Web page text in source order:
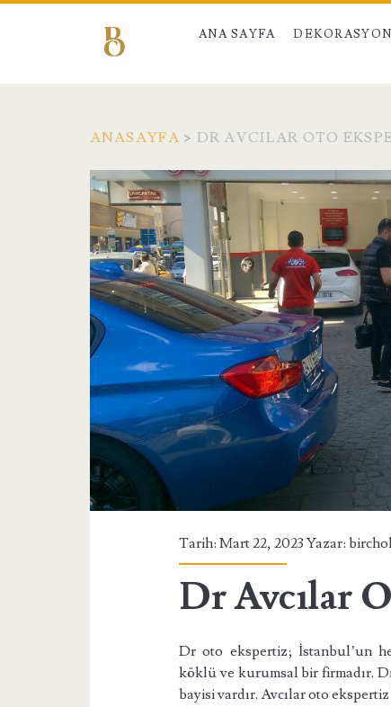
ANA SAYFA DEKORASYON
ANASAYFA > DR AVCILAR OTO
Etiket:
<span>Dr
Avcılar
Oto
Ekspertiz</span>
Tarih: Mart 22, 2023 Yazar:
Dr Avcılar
Dr oto ekspertiz; İstanbul’un
köklü ve kurumsal bir firmadır.
bayisi vardır. Avcılar oto